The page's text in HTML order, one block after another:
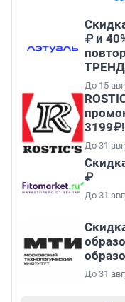
₽ и
ТРЕНД
До 15
3199₽!
До 31
₽
До 31
До 31